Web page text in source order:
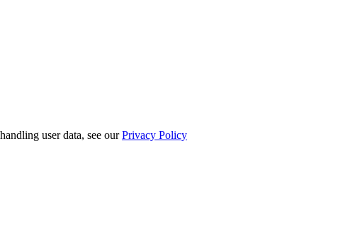
user data, see ourPrivacy Policy